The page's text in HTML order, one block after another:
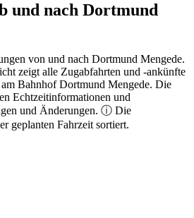
und nach Dortmund
von und nach Dortmund Mengede.
zeigt alle Zugabfahrten und -ankünfte
Bahnhof Dortmund Mengede. Die
Echtzeitinformationen und
und Änderungen. ⓘ Die
geplanten Fahrzeit sortiert.